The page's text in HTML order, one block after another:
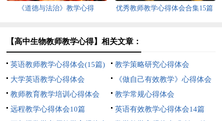
《道德与法治》教学心得 优秀教师教学心得体会合集15篇
【高中生物教师教学心得】相关文章：
英语教师教学心得体会(15篇)
教学策略研究心得体会
大学英语教学心得体会
《做自己有效教学》心得体会
教师教育教学培训心得体会
教学常规心得体会
远程教学心得体会10篇
英语有效教学心得体会14篇